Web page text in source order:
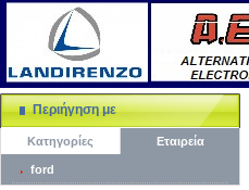
Περιήγηση με
Κατηγορίες Εταιρεία
ford